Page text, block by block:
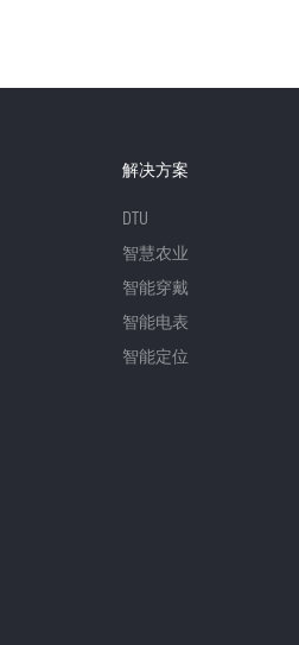
解决方案
DTU
智慧农业
智能穿戴
智能电表
智能定位